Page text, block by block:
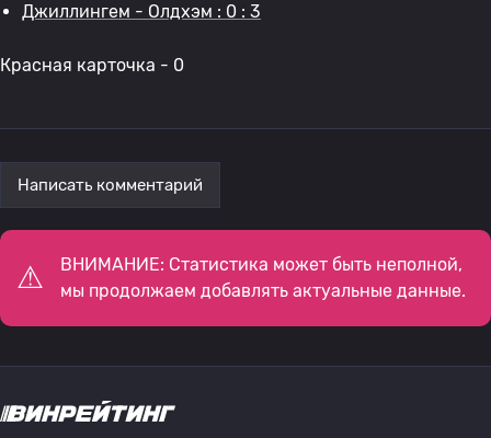
Джиллингем - Олдхэм : 0 : 3
Красная карточка - 0
Написать комментарий
ВНИМАНИЕ: Статистика может быть неполной,
мы продолжаем добавлять актуальные данные.